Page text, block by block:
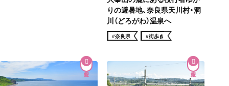
りの避暑地、奈良県天川村・洞
川（どろがわ）温泉へ
#奈良県 #街歩き